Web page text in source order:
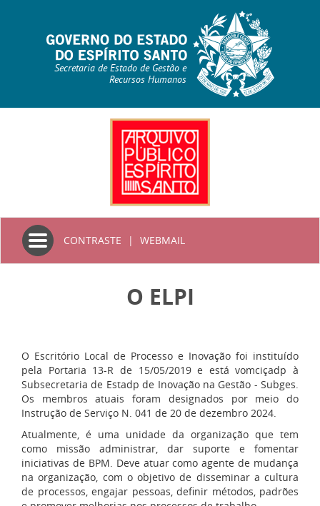
Secretaria de Estado de Gestão e
Recursos Humanos
Toggle
navigation
CONTRASTE | WEBMAIL
O ELPI
O Escritório Local de Processo e Inovação foi instituído
pela Portaria 13-R de 15/05/2019 e está vomciçadp à
Subsecretaria de Estadp de Inovação na Gestão - Subges.
Os membros atuais foram designados por meio do
Instrução de Serviço N. 041 de 20 de dezembro 2024.
Atualmente, é uma unidade da organização que tem
como missão administrar, dar suporte e fomentar
iniciativas de BPM. Deve atuar como agente de mudança
na organização, com o objetivo de disseminar a cultura
de processos, engajar pessoas, definir métodos, padrões